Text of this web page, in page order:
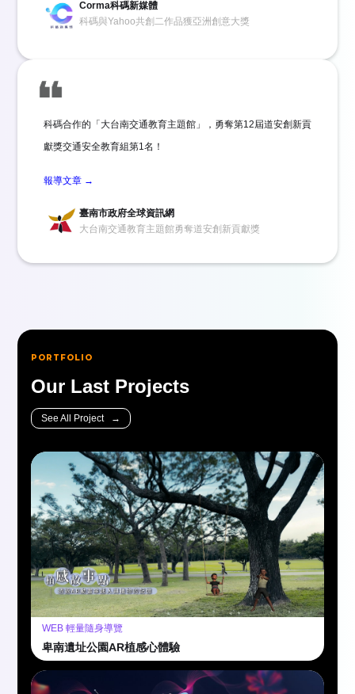
Corma科碼新媒體
科碼與Yahoo共創二作品獲亞洲創意大獎
科碼合作的「大台南交通教育主題館」，勇奪第12屆道安創新貢
獻獎交通安全教育組第1名！
報導文章 →
臺南市政府全球資訊網
大台南交通教育主題館勇奪道安創新貢獻獎
PORTFOLIO
Our Last Projects
See All Project →
WEB 輕量隨身導覽
卑南遺址公園AR植感心體驗